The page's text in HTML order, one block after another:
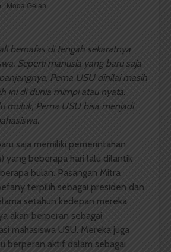
| Moda Gelap
bernafas di tengah sekaratnya
Seperti manusia yang baru saja
Pema USU dinilai masih
ini di dunia mimpi atau nyata.
muluk, Pema USU bisa menjadi
saja memiliki pemerintahan
yang beberapa hari lalu dilantik
bulan. Pasangan Mitra
terpilih sebagai presiden dan
setahun kedepan mereka
akan berperan sebagai
mahasiswa USU. Mereka juga
berperan aktif dalam sebagai